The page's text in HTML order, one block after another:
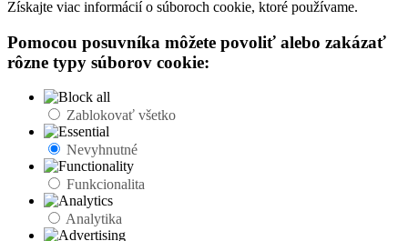
Získajte viac informácií o súboroch cookie, ktoré používame.
Pomocou posuvníka môžete povoliť alebo zakázať
rôzne typy súborov cookie:
Zablokovať všetko
Nevyhnutné
Funkcionalita
Analytika